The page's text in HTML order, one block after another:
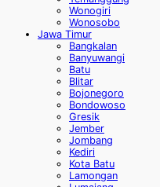
Wonogiri
Wonosobo
Jawa Timur
Bangkalan
Banyuwangi
Batu
Blitar
Bojonegoro
Bondowoso
Gresik
Jember
Jombang
Kediri
Kota Batu
Lamongan